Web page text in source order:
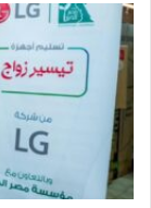
بالكامل
بالتعاون
مع
مؤسسة
مصر
الخير
وتحت
شعار
Life’s
Good